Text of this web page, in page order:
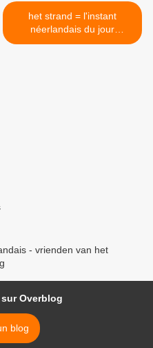
het strand = l'instant
néerlandais du jour
(2026_05_14) >
- vrienden van het
Overblog
blog